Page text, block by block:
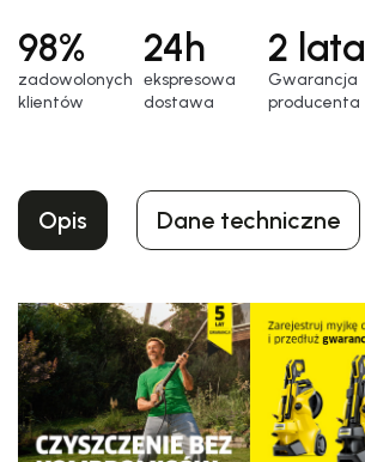
98%
zadowolonych
klientów
24h
еkspresowa
dostawa
2 lata
Gwarancja
producenta
Opis Dane techniczne